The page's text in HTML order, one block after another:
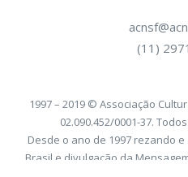
(11)
1997 – 2019 © Associação
02.090.452/0001-37.
Desde o ano de 1997 rezando
Brasil e divulgação da